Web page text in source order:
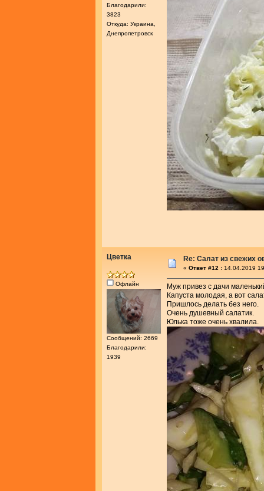
Благодарили:
3823
Откуда: Украина,
Днепропетровск
Цветка
Офлайн
Сообщений: 2669
Благодарили:
1939
Re: Салат из свежих
« Ответ #12 : 14.04.2019
Муж привез с дачи
Капуста молодая, а вот
Пришлось делать без него.
Очень душевный салатик.
Юлька тоже очень хвалила.